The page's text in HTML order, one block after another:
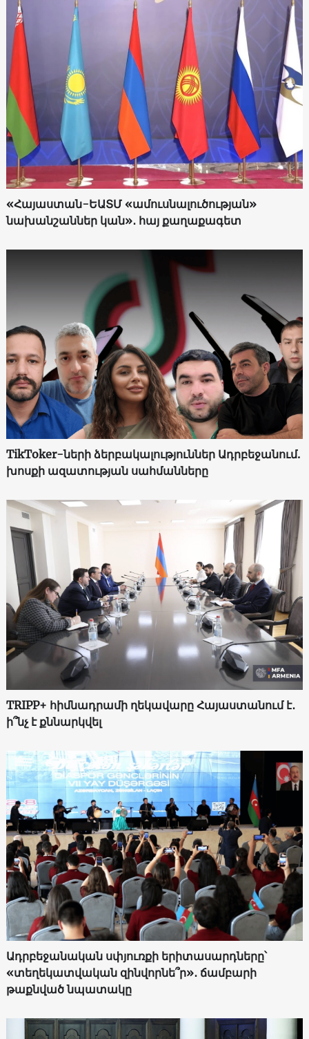
«Հայաստան-ԵԱՏՄ «ամուսնալուծության»
նախանշաններ կան»․ հայ քաղաքագետ
TikToker-ների ձերբակալություններ Ադրբեջանում.
խոսքի ազատության սահմանները
TRIPP+ հիմնադրամի ղեկավարը Հայաստանում է․
ի՞նչ է քննարկվել
Ադրբեջանական սփյուռքի երիտասարդները՝
«տեղեկատվական զինվորնե՞ր»․ ճամբարի
թաքնված նպատակը